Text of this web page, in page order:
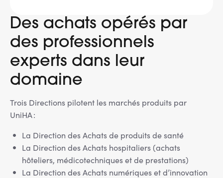
Des achats opérés par
des professionnels
experts dans leur
domaine
Trois Directions pilotent les marchés produits par
UniHA :
La Direction des Achats de produits de santé
La Direction des Achats hospitaliers (achats
hôteliers, médicotechniques et de prestations)
La Direction des Achats numériques et d’innovation